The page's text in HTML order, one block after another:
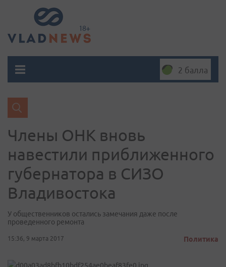
2 балла
Члены ОНК вновь
навестили приближенного
губернатора в СИЗО
Владивостока
У общественников остались замечания даже после
проведенного ремонта
15:36, 9 марта 2017 Политика